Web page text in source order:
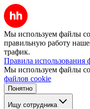
Мы используем файлы
правильную работу
трафик.
Правила использования
Мы используем файлы
файлов cookie
Понятно
Ищу сотрудника